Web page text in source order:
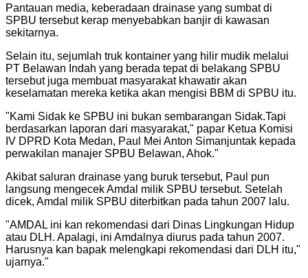
Pantauan media, keberadaan drainase yang sumbat di
SPBU tersebut kerap menyebabkan banjir di kawasan
sekitarnya.
Selain itu, sejumlah truk kontainer yang hilir mudik melalui
PT Belawan Indah yang berada tepat di belakang SPBU
tersebut juga membuat masyarakat khawatir akan
keselamatan mereka ketika akan mengisi BBM di SPBU itu.
"Kami Sidak ke SPBU ini bukan sembarangan Sidak.Tapi
berdasarkan laporan dari masyarakat," papar Ketua Komisi
IV DPRD Kota Medan, Paul Mei Anton Simanjuntak kepada
perwakilan manajer SPBU Belawan, Ahok."
Akibat saluran drainase yang buruk tersebut, Paul pun
langsung mengecek Amdal milik SPBU tersebut. Setelah
dicek, Amdal milik SPBU diterbitkan pada tahun 2007 lalu.
"AMDAL ini kan rekomendasi dari Dinas Lingkungan Hidup
atau DLH. Apalagi, ini Amdalnya diurus pada tahun 2007.
Harusnya kan bapak melengkapi rekomendasi dari DLH itu,"
ujarnya."